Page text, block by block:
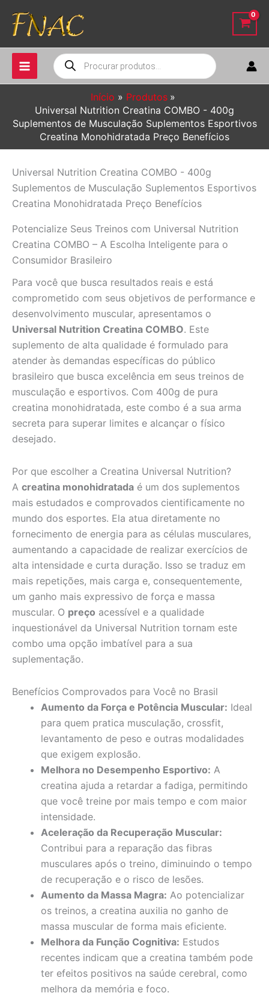
para
conteúdo
Pesquisar
produtos
Início
Produtos
Universal Nutrition Creatina COMBO - 400g
Suplementos de Musculação Suplementos Esportivos
Creatina Monohidratada Preço Benefícios
Universal Nutrition Creatina COMBO - 400g
Suplementos de Musculação Suplementos Esportivos
Creatina Monohidratada Preço Benefícios
Potencialize Seus Treinos com Universal Nutrition
Creatina COMBO – A Escolha Inteligente para o
Consumidor Brasileiro
Para você que busca resultados reais e está
comprometido com seus objetivos de performance e
desenvolvimento muscular, apresentamos o
Universal Nutrition Creatina COMBO. Este
suplemento de alta qualidade é formulado para
atender às demandas específicas do público
brasileiro que busca excelência em seus treinos de
musculação e esportivos. Com 400g de pura
creatina monohidratada, este combo é a sua arma
secreta para superar limites e alcançar o físico
desejado.
Por que escolher a Creatina Universal Nutrition?
A creatina monohidratada é um dos suplementos
mais estudados e comprovados cientificamente no
mundo dos esportes. Ela atua diretamente no
fornecimento de energia para as células musculares,
aumentando a capacidade de realizar exercícios de
alta intensidade e curta duração. Isso se traduz em
mais repetições, mais carga e, consequentemente,
um ganho mais expressivo de força e massa
muscular. O preço acessível e a qualidade
inquestionável da Universal Nutrition tornam este
combo uma opção imbatível para a sua
suplementação.
Benefícios Comprovados para Você no Brasil
Aumento da Força e Potência Muscular: Ideal
para quem pratica musculação, crossfit,
levantamento de peso e outras modalidades
que exigem explosão.
Melhora no Desempenho Esportivo: A
creatina ajuda a retardar a fadiga, permitindo
que você treine por mais tempo e com maior
intensidade.
Aceleração da Recuperação Muscular:
Contribui para a reparação das fibras
musculares após o treino, diminuindo o tempo
de recuperação e o risco de lesões.
Aumento da Massa Magra: Ao potencializar
os treinos, a creatina auxilia no ganho de
massa muscular de forma mais eficiente.
Melhora da Função Cognitiva: Estudos
recentes indicam que a creatina também pode
ter efeitos positivos na saúde cerebral, como
melhora da memória e foco.